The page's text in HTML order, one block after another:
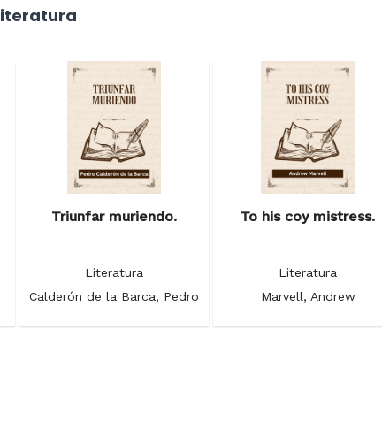
Triunfar muriendo.
Literatura
Calderón de la Barca, Pedro
To his coy mistress.
Literatura
Marvell, Andrew